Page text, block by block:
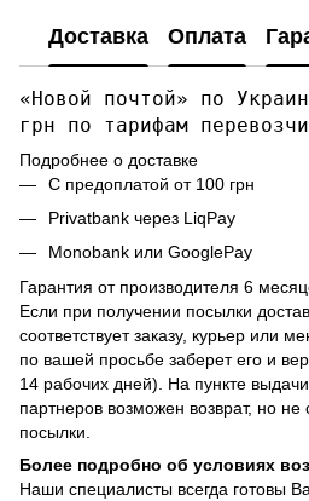
Доставка Оплата
«Новой почтой» по
грн по тарифам
Подробнее о доставке
С предоплатой от 100 грн
Privatbank через LiqPay
Monobank или GooglePay
Гарантия от производителя 6
Если при получении посылки
соответствует заказу, курьер или
по вашей просьбе заберет его и
14 рабочих дней). На пункте
партнеров возможен возврат, но
посылки.
Более подробно об условиях
Наши специалисты всегда готовы